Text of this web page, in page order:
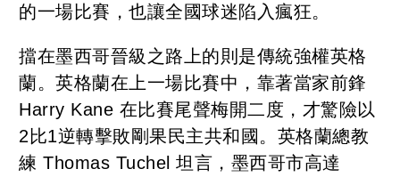
的一場比賽，也讓全國球迷陷入瘋狂。
擋在墨西哥晉級之路上的則是傳統強權英格
蘭。英格蘭在上一場比賽中，靠著當家前鋒
Harry Kane 在比賽尾聲梅開二度，才驚險以
2比1逆轉擊敗剛果民主共和國。英格蘭總教
練 Thomas Tuchel 坦言，墨西哥市高達